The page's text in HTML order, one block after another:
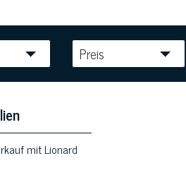
Preis
mit Lionard